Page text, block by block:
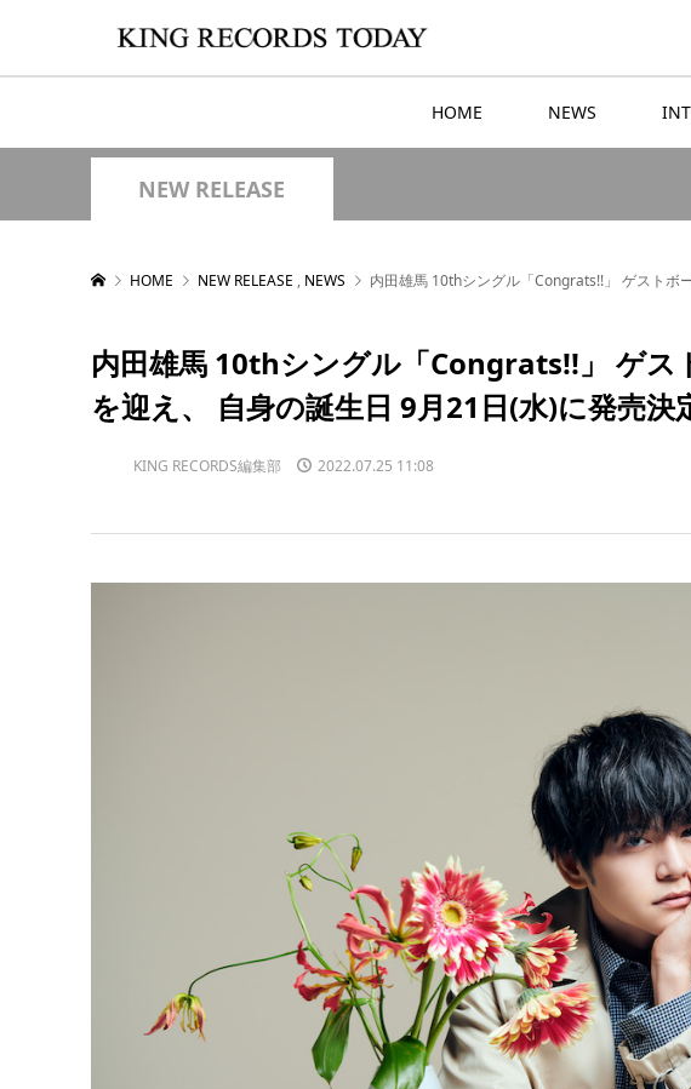
HOME NEWS
NEW RELEASE
HOME NEW RELEASE , NEWS 内田雄馬 10thシングル「Congrats!!」 ゲストボ
内田雄馬 10thシングル「Congrats!!」 ゲス
を迎え、 自身の誕生日 9月21日(水)に発売決
KING RECORDS編集部 2022.07.25 11:08